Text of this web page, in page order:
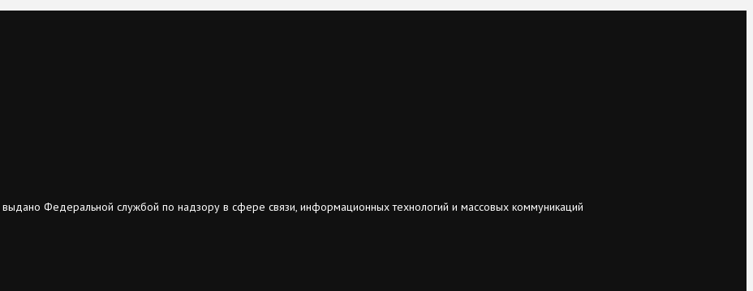
Федеральной службой по надзору в сфере связи, информационных технологий и массовых коммуникаций